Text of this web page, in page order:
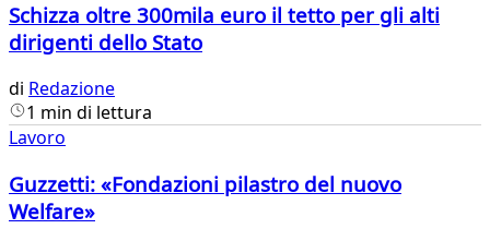
Schizza oltre 300mila euro il tetto per gli alti
dirigenti dello Stato​
di Redazione
1 min di lettura
Lavoro
Guzzetti: «Fondazioni pilastro del nuovo
Welfare»